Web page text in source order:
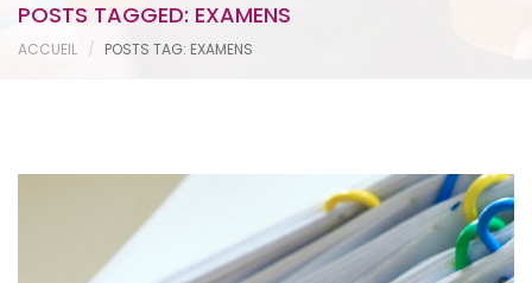
POSTS TAGGED: EXAMENS
ACCUEIL POSTS TAG: EXAMENS